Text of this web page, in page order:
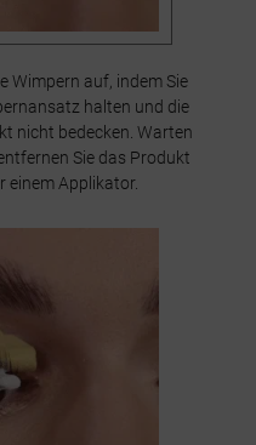
Wimpern auf, indem Sie
halten und die
nicht bedecken. Warten
Sie das Produkt
einem Applikator.